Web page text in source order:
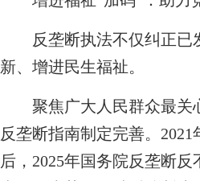
反垄断执法不仅纠正已发
新、增进民生福祉。
聚焦广大人民群众最关心
反垄断指南制定完善。
后，2025年国务院反垄断